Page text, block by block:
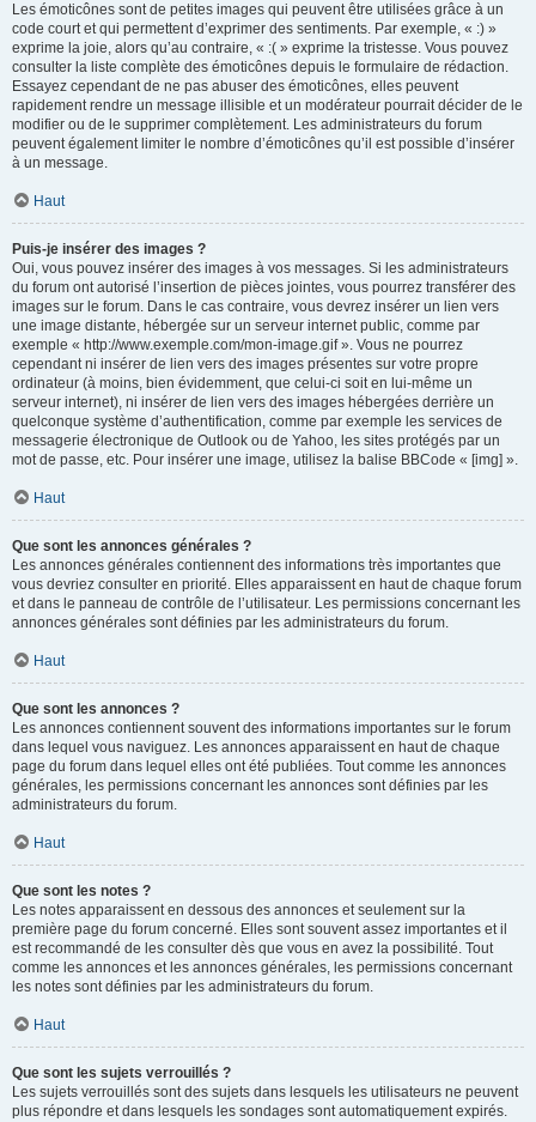
Les émoticônes sont de petites images qui peuvent être utilisées grâce à un
code court et qui permettent d’exprimer des sentiments. Par exemple, « :) »
exprime la joie, alors qu’au contraire, « :( » exprime la tristesse. Vous pouvez
consulter la liste complète des émoticônes depuis le formulaire de rédaction.
Essayez cependant de ne pas abuser des émoticônes, elles peuvent
rapidement rendre un message illisible et un modérateur pourrait décider de le
modifier ou de le supprimer complètement. Les administrateurs du forum
peuvent également limiter le nombre d’émoticônes qu’il est possible d’insérer
à un message.
Haut
Puis-je insérer des images ?
Oui, vous pouvez insérer des images à vos messages. Si les administrateurs
du forum ont autorisé l’insertion de pièces jointes, vous pourrez transférer des
images sur le forum. Dans le cas contraire, vous devrez insérer un lien vers
une image distante, hébergée sur un serveur internet public, comme par
exemple « http://www.exemple.com/mon-image.gif ». Vous ne pourrez
cependant ni insérer de lien vers des images présentes sur votre propre
ordinateur (à moins, bien évidemment, que celui-ci soit en lui-même un
serveur internet), ni insérer de lien vers des images hébergées derrière un
quelconque système d’authentification, comme par exemple les services de
messagerie électronique de Outlook ou de Yahoo, les sites protégés par un
mot de passe, etc. Pour insérer une image, utilisez la balise BBCode « [img] ».
Haut
Que sont les annonces générales ?
Les annonces générales contiennent des informations très importantes que
vous devriez consulter en priorité. Elles apparaissent en haut de chaque forum
et dans le panneau de contrôle de l’utilisateur. Les permissions concernant les
annonces générales sont définies par les administrateurs du forum.
Haut
Que sont les annonces ?
Les annonces contiennent souvent des informations importantes sur le forum
dans lequel vous naviguez. Les annonces apparaissent en haut de chaque
page du forum dans lequel elles ont été publiées. Tout comme les annonces
générales, les permissions concernant les annonces sont définies par les
administrateurs du forum.
Haut
Que sont les notes ?
Les notes apparaissent en dessous des annonces et seulement sur la
première page du forum concerné. Elles sont souvent assez importantes et il
est recommandé de les consulter dès que vous en avez la possibilité. Tout
comme les annonces et les annonces générales, les permissions concernant
les notes sont définies par les administrateurs du forum.
Haut
Que sont les sujets verrouillés ?
Les sujets verrouillés sont des sujets dans lesquels les utilisateurs ne peuvent
plus répondre et dans lesquels les sondages sont automatiquement expirés.